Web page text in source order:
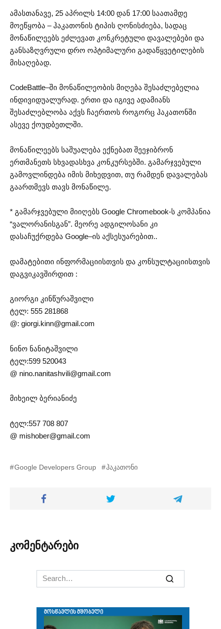
ამასთანავე, 25 აპრილს 14:00 დან 17:00 საათამდე
მოეწყობა – ჰაკათონის ტიპის ღონისძიება, სადაც
მონაწილეებს ეძლევათ კონკრეტული დავალებები და
განსაზღვრული დრო ოპტიმალური გადაწყვეტილების
მისაღებად.
CodeBattle–ში მონაწილეობის მიღება შესაძლებელია
ინდივიდუალურად. ერთი და იგივე ადამიანს
შესაძლებლობა აქვს ჩაერთოს როგორც ჰაკათონში
ასევე ქოუდბეთლში.
მონაწილეებს საშუალება ექნებათ შეეჯიბრონ
ერთმანეთს სხვადასხვა კონკურსებში. გამარჯვებული
გამოვლინდება იმის მიხედვით, თუ რამდენ დავალებას
გაართმევს თავს მონაწილე.
* გამარჯვებული მიიღებს Google Chromebook-ს კომპანია
“ვალორანისგან”. მეორე ადგილოსანი კი
დასაჩუქრდება Google–ის აქსესუარებით..
დამატებითი ინფორმაციისთვის და კონსულტაციისთვის
დაგვიკავშირდით :
გიორგი კინწურაშვილი
ტელ: 555 281868
@: giorgi.kinn@gmail.com
ნინო ნანიტაშვილი
ტელ:599 520043
@ nino.nanitashvili@gmail.com
მიხეილ ბერიანიძე
ტელ:557 708 807
@ mishober@gmail.com
Google Developers Group ჰაკათონი
კომენტარები
Search
for: